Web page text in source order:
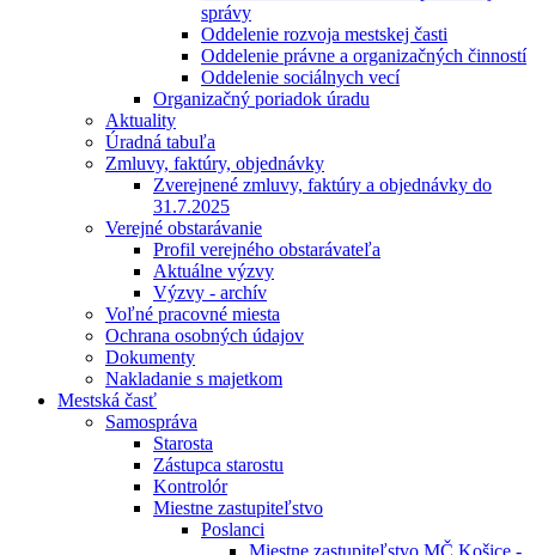
správy
Oddelenie rozvoja mestskej časti
Oddelenie právne a organizačných činností
Oddelenie sociálnych vecí
Organizačný poriadok úradu
Aktuality
Úradná tabuľa
Zmluvy, faktúry, objednávky
Zverejnené zmluvy, faktúry a objednávky do
31.7.2025
Verejné obstarávanie
Profil verejného obstarávateľa
Aktuálne výzvy
Výzvy - archív
Voľné pracovné miesta
Ochrana osobných údajov
Dokumenty
Nakladanie s majetkom
Mestská časť
Samospráva
Starosta
Zástupca starostu
Kontrolór
Miestne zastupiteľstvo
Poslanci
Miestne zastupiteľstvo MČ Košice -